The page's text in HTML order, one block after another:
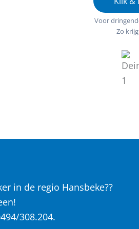
Voor
Zo
in de regio Hansbeke??
308.204.